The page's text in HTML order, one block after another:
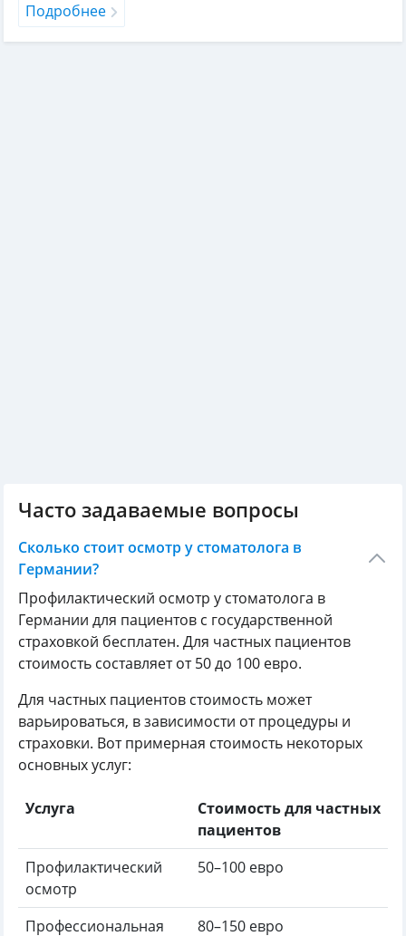
Подробнее
Часто задаваемые вопросы
Сколько стоит осмотр у стоматолога в
Германии?
Профилактический осмотр у стоматолога в
Германии для пациентов с государственной
страховкой бесплатен. Для частных пациентов
стоимость составляет от 50 до 100 евро.
Для частных пациентов стоимость может
варьироваться, в зависимости от процедуры и
страховки. Вот примерная стоимость некоторых
основных услуг:
Услуга
Стоимость для частных
пациентов
Профилактический
осмотр
50–100 евро
Профессиональная
80–150 евро